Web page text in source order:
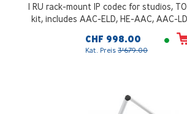
1 RU rack-mount IP codec for studios,
kit, includes AAC-ELD, HE-AAC, AAC-LD,
MPEG 2 AAC, MPEG Layer 2, G.711,
linear audio. aptX® Enhanced* codec
SIP 2.0 protocol and conforms to N/
CHF 998.00
Kat. Preis 3'679.00